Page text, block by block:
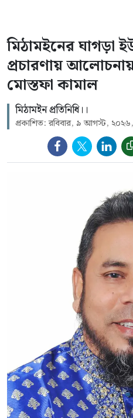
মিঠামইনের ঘাগড়া
প্রচারণায়
মোস্তফা কামাল
মিঠামইন প্রতিনিধি।।
প্রকাশিত: রবিবার, ৯ আগস্ট,